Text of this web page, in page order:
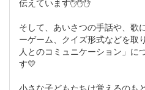
伝えています✋✋✋
そして、あいさつの手話や、歌
ーゲーム、クイズ形式などを取
人とのコミュニケーション」に
す💛